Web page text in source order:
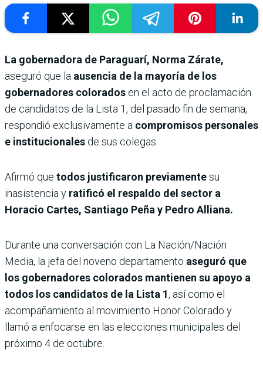
La gobernadora de Paraguarí, Norma Zárate,
aseguró que la ausencia de la mayoría de los
gobernadores colorados en el acto de proclamación
de candidatos de la Lista 1, del pasado fin de semana,
respondió exclusivamente a compromisos personales
e institucionales de sus colegas.
Afirmó que todos justificaron previamentesu
inasistencia y ratificó el respaldo del sector a
Horacio Cartes, Santiago Peña y Pedro Alliana.
Durante una conversación con La Nación/Nación
Media, la jefa del noveno departamento aseguró que
los gobernadores colorados mantienen su apoyo a
todos los candidatos de la Lista 1, así como el
acompañamiento al movimiento Honor Colorado y
llamó a enfocarse en las elecciones municipales del
próximo 4 de octubre.